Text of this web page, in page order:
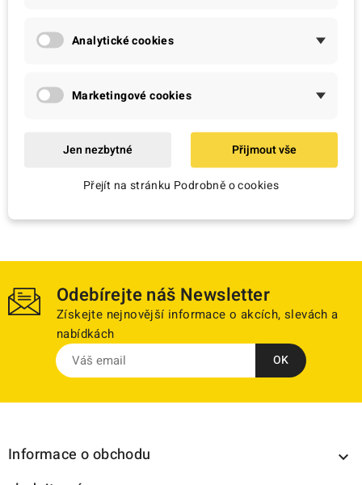
Nově přidáno
Odebírejte náš Newsletter
Získejte nejnovější informace o akcích, slevách a
nabídkách
Informace o obchodu 
Analytické cookies
Marketingové cookies
Jen nezbytné Přijmout vše
Přejít na stránku Podrobně o cookies